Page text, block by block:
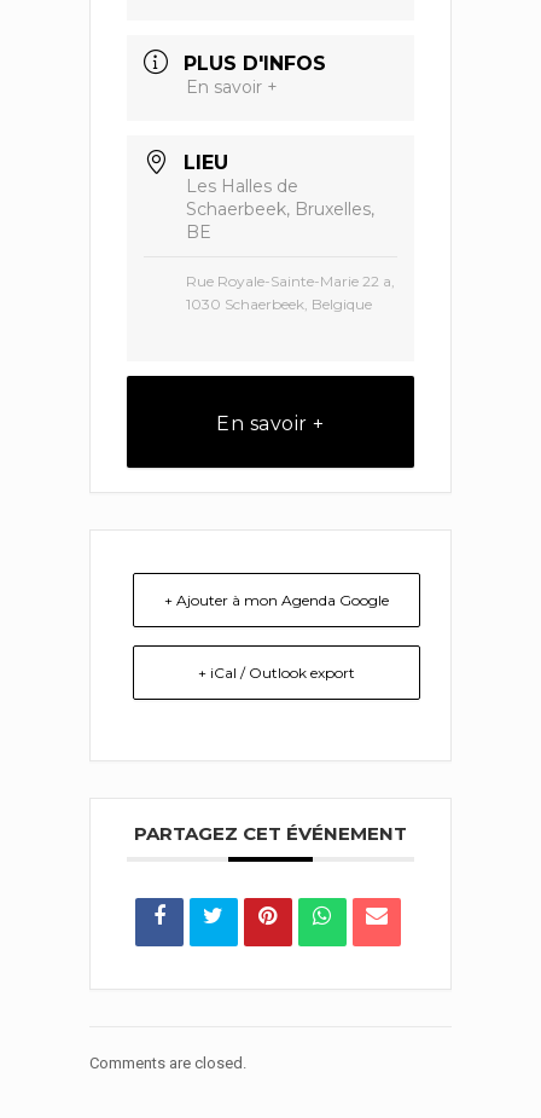
PLUS D'INFOS
En savoir +
LIEU
Les Halles de
Schaerbeek, Bruxelles,
BE
Rue Royale-Sainte-Marie 22 a,
1030 Schaerbeek, Belgique
En savoir +
+ Ajouter à mon Agenda Google
+ iCal / Outlook export
PARTAGEZ CET ÉVÉNEMENT
Comments are closed.